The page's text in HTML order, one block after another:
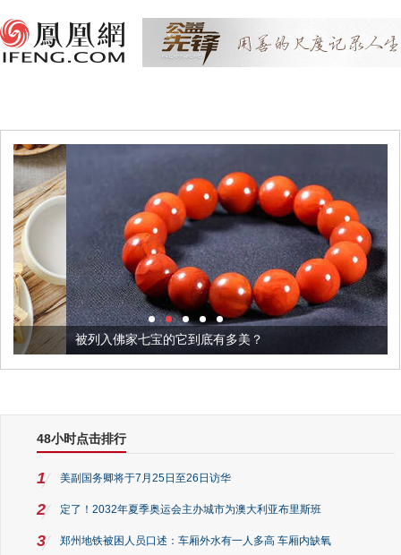
被列入佛家七宝的它到底有多美？
48小时点击排行
1 美副国务卿将于7月25日至26日访华
2 定了！2032年夏季奥运会主办城市为澳大利亚布里斯班
3 郑州地铁被困人员口述：车厢外水有一人多高 车厢内缺氧